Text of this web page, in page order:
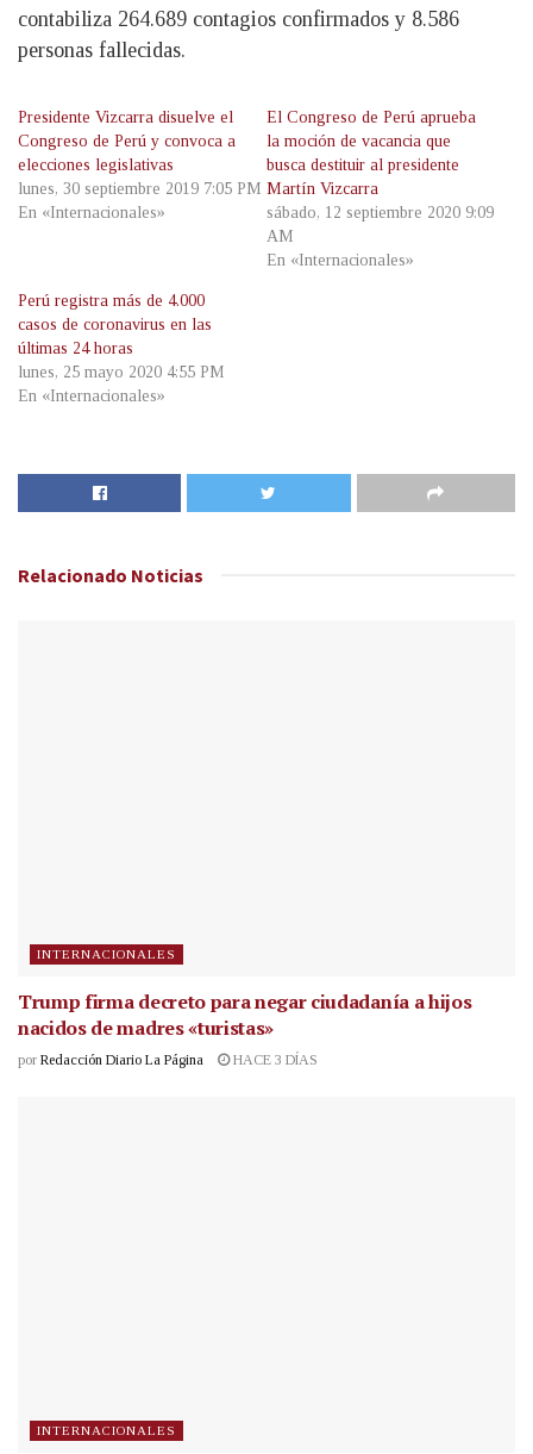
contabiliza 264.689 contagios confirmados y 8.586
personas fallecidas.
Presidente Vizcarra disuelve el
Congreso de Perú y convoca a
elecciones legislativas
lunes, 30 septiembre 2019 7:05 PM
En «Internacionales»
El Congreso de Perú aprueba
la moción de vacancia que
busca destituir al presidente
Martín Vizcarra
sábado, 12 septiembre 2020 9:09
AM
En «Internacionales»
Perú registra más de 4.000
casos de coronavirus en las
últimas 24 horas
lunes, 25 mayo 2020 4:55 PM
En «Internacionales»
Relacionado Noticias
INTERNACIONALES
Trump firma decreto para negar ciudadanía a hijos
nacidos de madres «turistas»
por Redacción Diario La Página HACE 3 DÍAS
INTERNACIONALES